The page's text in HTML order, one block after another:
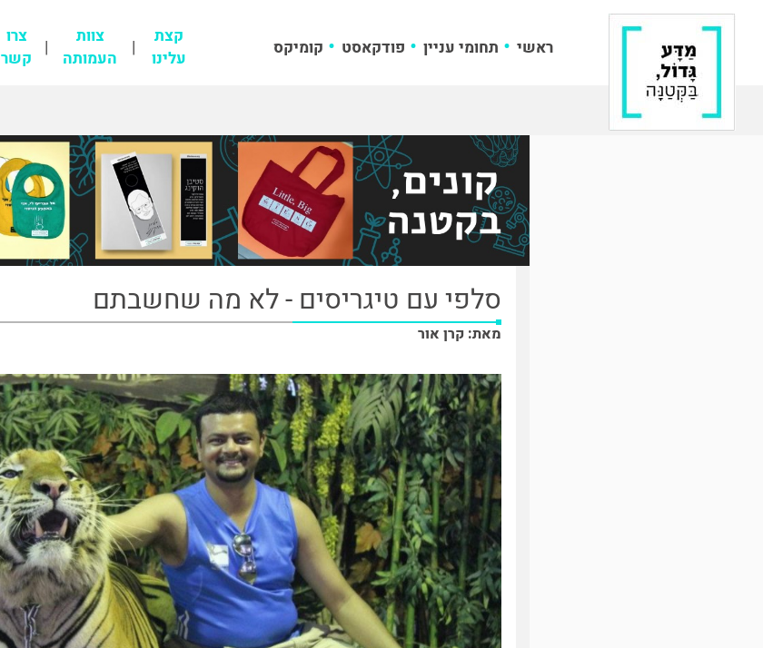
ראשי תחומי עניין פודקאסט קומיקס
קצת
עלינו
צוות
העמותה
צרו
קשר
סלפי עם טיגריסים - לא מה שחשבתם
מאת: קרן אור